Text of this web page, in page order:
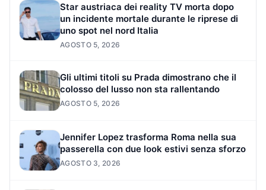
Star austriaca dei reality TV morta dopo
un incidente mortale durante le riprese di
uno spot nel nord Italia
AGOSTO 5, 2026
Gli ultimi titoli su Prada dimostrano che il
colosso del lusso non sta rallentando
AGOSTO 5, 2026
Jennifer Lopez trasforma Roma nella sua
passerella con due look estivi senza sforzo
AGOSTO 3, 2026